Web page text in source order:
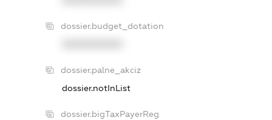
dossier.budget_dotation
dossier.palne_akciz
dossier.notInList
dossier.bigTaxPayerReg